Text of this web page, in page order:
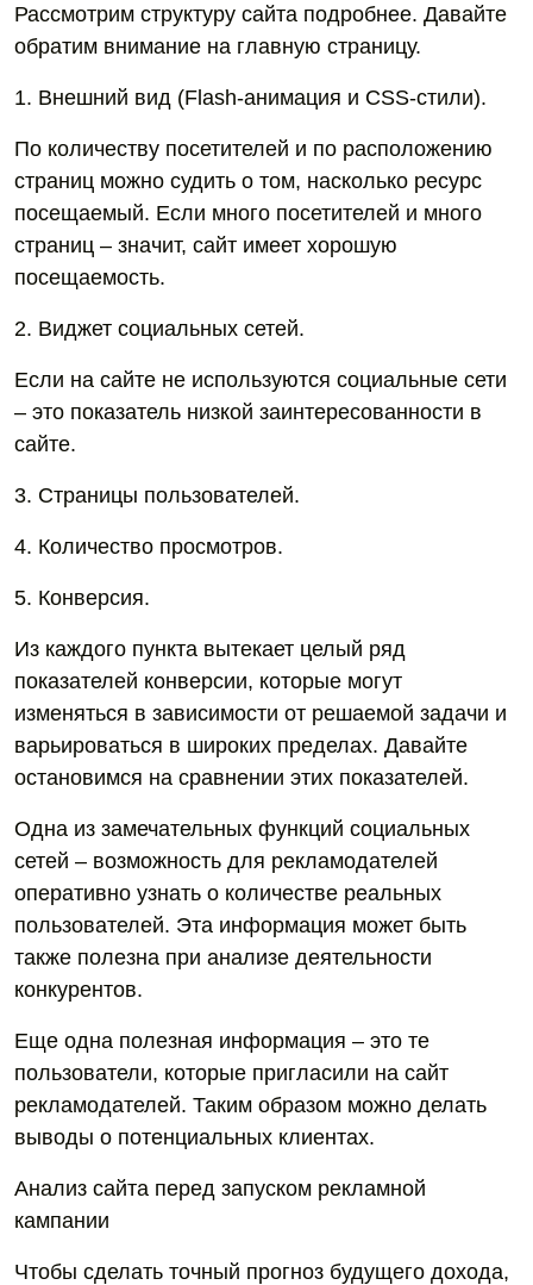
Рассмотрим структуру сайта подробнее. Давайте
обратим внимание на главную страницу.
1. Внешний вид (Flash-анимация и CSS-стили).
По количеству посетителей и по расположению
страниц можно судить о том, насколько ресурс
посещаемый. Если много посетителей и много
страниц – значит, сайт имеет хорошую
посещаемость.
2. Виджет социальных сетей.
Если на сайте не используются социальные сети
– это показатель низкой заинтересованности в
сайте.
3. Страницы пользователей.
4. Количество просмотров.
5. Конверсия.
Из каждого пункта вытекает целый ряд
показателей конверсии, которые могут
изменяться в зависимости от решаемой задачи и
варьироваться в широких пределах. Давайте
остановимся на сравнении этих показателей.
Одна из замечательных функций социальных
сетей – возможность для рекламодателей
оперативно узнать о количестве реальных
пользователей. Эта информация может быть
также полезна при анализе деятельности
конкурентов.
Еще одна полезная информация – это те
пользователи, которые пригласили на сайт
рекламодателей. Таким образом можно делать
выводы о потенциальных клиентах.
Анализ сайта перед запуском рекламной
кампании
Чтобы сделать точный прогноз будущего дохода,